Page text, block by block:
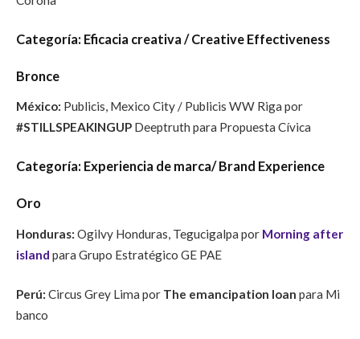
Categoría: Eficacia creativa / Creative Effectiveness
Bronce
México: Publicis, Mexico City / Publicis WW Riga por
#STILLSPEAKINGUP Deeptruth para Propuesta Cívica
Categoría: Experiencia de marca/ Brand Experience
Oro
Honduras: Ogilvy Honduras, Tegucigalpa por Morning after
island para Grupo Estratégico GE PAE
Perú: Circus Grey Lima por The emancipation loan para Mi
banco